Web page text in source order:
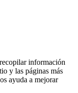
información
y las páginas más
ayuda a mejorar